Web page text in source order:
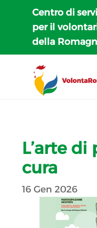
Centro di
per il
della
L’arte di
cura
16 Gen 2026